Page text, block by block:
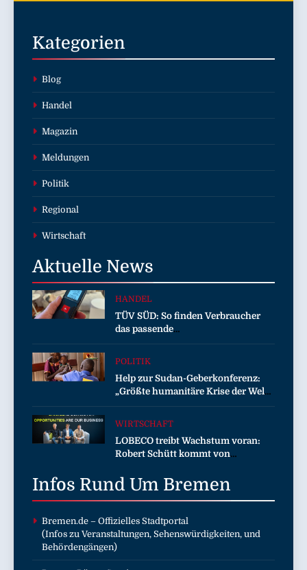
Kategorien
Blog
Handel
Magazin
Meldungen
Politik
Regional
Wirtschaft
Aktuelle News
HANDEL
TÜV SÜD: So finden Verbraucher
das passende
Laserentfernungsmessgerät
POLITIK
Help zur Sudan-Geberkonferenz:
„Größte humanitäre Krise der Welt
weitet sich aus“
WIRTSCHAFT
LOBECO treibt Wachstum voran:
Robert Schütt kommt von
Business Development
Infos Rund Um Bremen
Bremen.de – Offizielles Stadtportal
(Infos zu Veranstaltungen, Sehenswürdigkeiten, und
Behördengängen)